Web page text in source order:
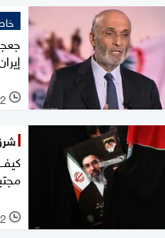
l 2 أغسطس 2026
l 2 أغسطس 2026